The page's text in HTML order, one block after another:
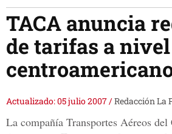
TACA anuncia
de tarifas a nivel
Actualizado: 05 julio 2007/Redacción La
La compañía Transportes Aéreos del